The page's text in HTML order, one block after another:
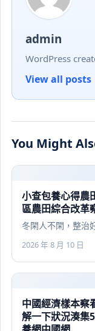
admin
WordPress
View all posts
You Might
小查包養心得
區農田綜合改革
冬閑人不閑，整治
2026 年 8 月 10 日
中國經濟樣本察
解一下狀況湊集